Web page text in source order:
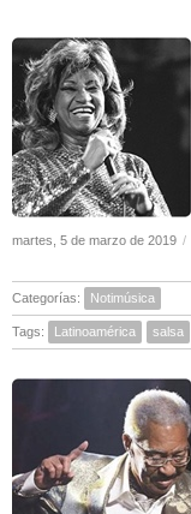
martes, 5 de marzo de 2019 /
Categorías: Notimúsica
Tags: Latinoamérica salsa